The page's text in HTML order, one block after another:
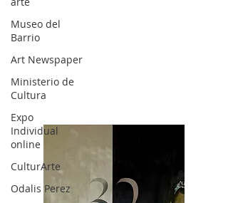
Museo del
Barrio
Art Newspaper
Ministerio de
Cultura
Expo
Individual
online
CulturArte
Odalis Perez